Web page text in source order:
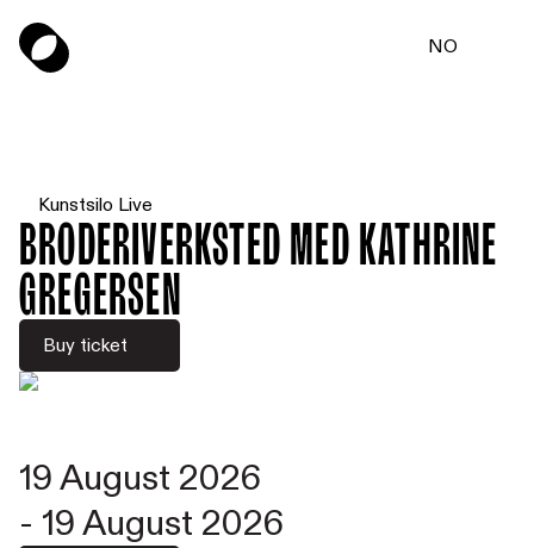
NO
Kunstsilo Live
Broderiverksted med Kathrine
Gregersen
Buy ticket
19 August 2026
- 19 August 2026